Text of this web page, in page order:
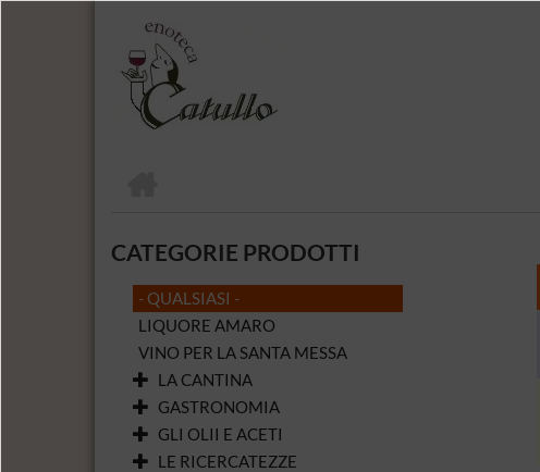
DI
PANE
CATEGORIE PRODOTTI
- QUALSIASI -
LIQUORE AMARO
VINO PER LA SANTA MESSA
LA CANTINA
GASTRONOMIA
GLI OLII E ACETI
LE RICERCATEZZE